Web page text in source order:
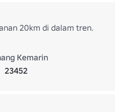
20km di dalam tren.
Kemarin
23452